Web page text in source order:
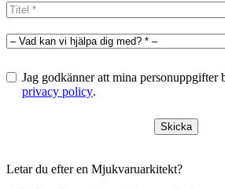
+1
Jag godkänner att mina personuppgifter
privacy policy.
Skicka
Letar du efter en Mjukvaruarkitekt?